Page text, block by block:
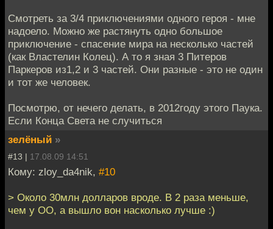
Смотреть за 3/4 приключениями одного героя - мне
надоело. Можно же растянуть одно большое
приключение - спасение мира на несколько частей
(как Властелин Колец). А то я зная 3 Питеров
Паркеров из1,2 и 3 частей. Они разные - это не один
и тот же человек.
Посмотрю, от нечего делать, в 2012году этого Паука.
Если Конца Света не случиться
зелёный »
#13 | 17.08.09 14:51
Кому: zloy_da4nik, #10
> Около 30млн долларов вроде. В 2 раза меньше,
чем у ОО, а вышло вон насколько лучше :)